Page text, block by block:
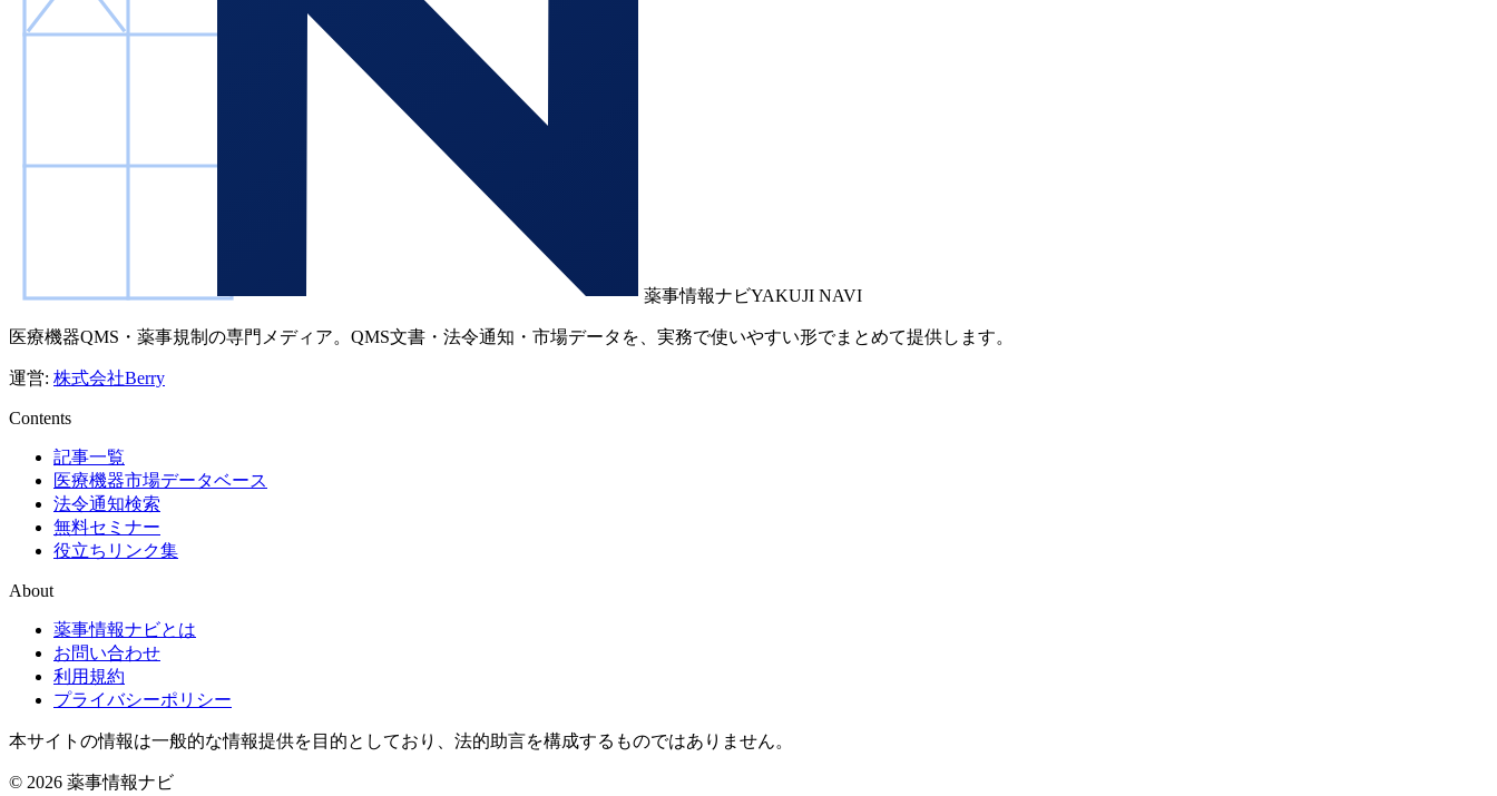
薬事情報ナビYAKUJI NAVI
医療機器QMS・薬事規制の専門メディア。QMS文書・法令通知・市場データを、実務で使いやすい形でまとめて提供します。
運営: 株式会社Berry
Contents
記事一覧
医療機器市場データベース
法令通知検索
無料セミナー
役立ちリンク集
About
薬事情報ナビとは
お問い合わせ
利用規約
プライバシーポリシー
本サイトの情報は一般的な情報提供を目的としており、法的助言を構成するものではありません。
© 2026 薬事情報ナビ